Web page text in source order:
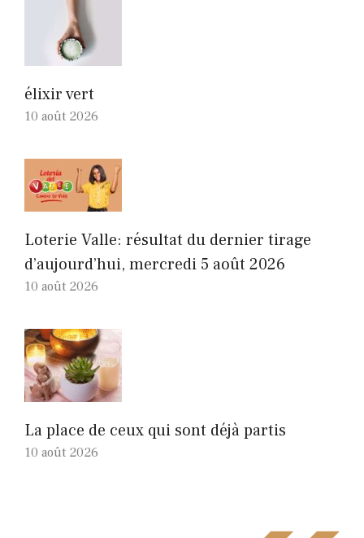
élixir vert
10 août 2026
Loterie Valle: résultat du dernier tirage
d’aujourd’hui, mercredi 5 août 2026
10 août 2026
La place de ceux qui sont déjà partis
10 août 2026